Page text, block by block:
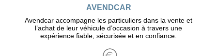
AVENDCAR
Avendcar accompagne les particuliers dans la vente et
l’achat de leur véhicule d’occasion à travers une
expérience fiable, sécurisée et en confiance.